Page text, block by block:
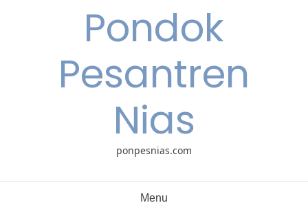
Pondok
Pesantren
Nias
ponpesnias.com
Menu